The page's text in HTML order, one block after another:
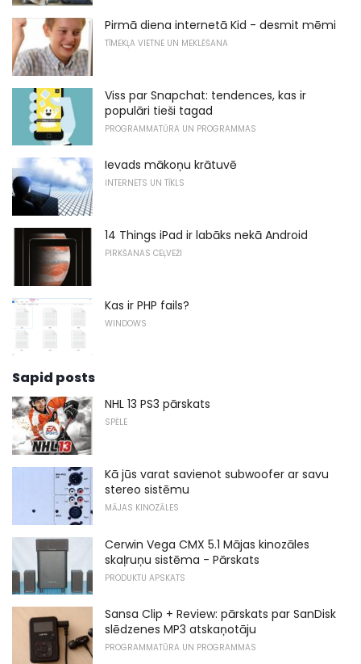
Pirmā diena internetā Kid - desmit mēmi
TĪMEKĻA VIETNE UN MEKLĒŠANA
Viss par Snapchat: tendences, kas ir
populāri tieši tagad
PROGRAMMATŪRA UN PROGRAMMAS
Ievads mākoņu krātuvē
INTERNETS UN TĪKLS
14 Things iPad ir labāks nekā Android
PIRKŠANAS CEĻVEŽI
Kas ir PHP fails?
WINDOWS
Sapid posts
NHL 13 PS3 pārskats
SPĒLE
Kā jūs varat savienot subwoofer ar savu
stereo sistēmu
MĀJAS KINOZĀLES
Cerwin Vega CMX 5.1 Mājas kinozāles
skaļruņu sistēma - Pārskats
PRODUKTU APSKATS
Sansa Clip + Review: pārskats par SanDisk
slēdzenes MP3 atskaņotāju
PROGRAMMATŪRA UN PROGRAMMAS